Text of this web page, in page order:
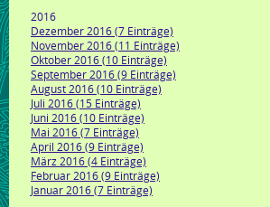
2016
Dezember 2016 (7 Einträge)
November 2016 (11 Einträge)
Oktober 2016 (10 Einträge)
September 2016 (9 Einträge)
August 2016 (10 Einträge)
Juli 2016 (15 Einträge)
Juni 2016 (10 Einträge)
Mai 2016 (7 Einträge)
April 2016 (9 Einträge)
März 2016 (4 Einträge)
Februar 2016 (9 Einträge)
Januar 2016 (7 Einträge)